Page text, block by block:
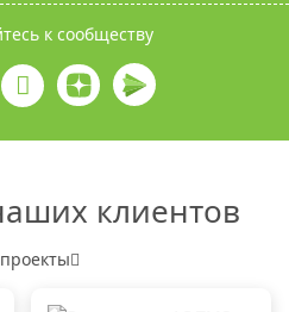
к сообществу
клиентов